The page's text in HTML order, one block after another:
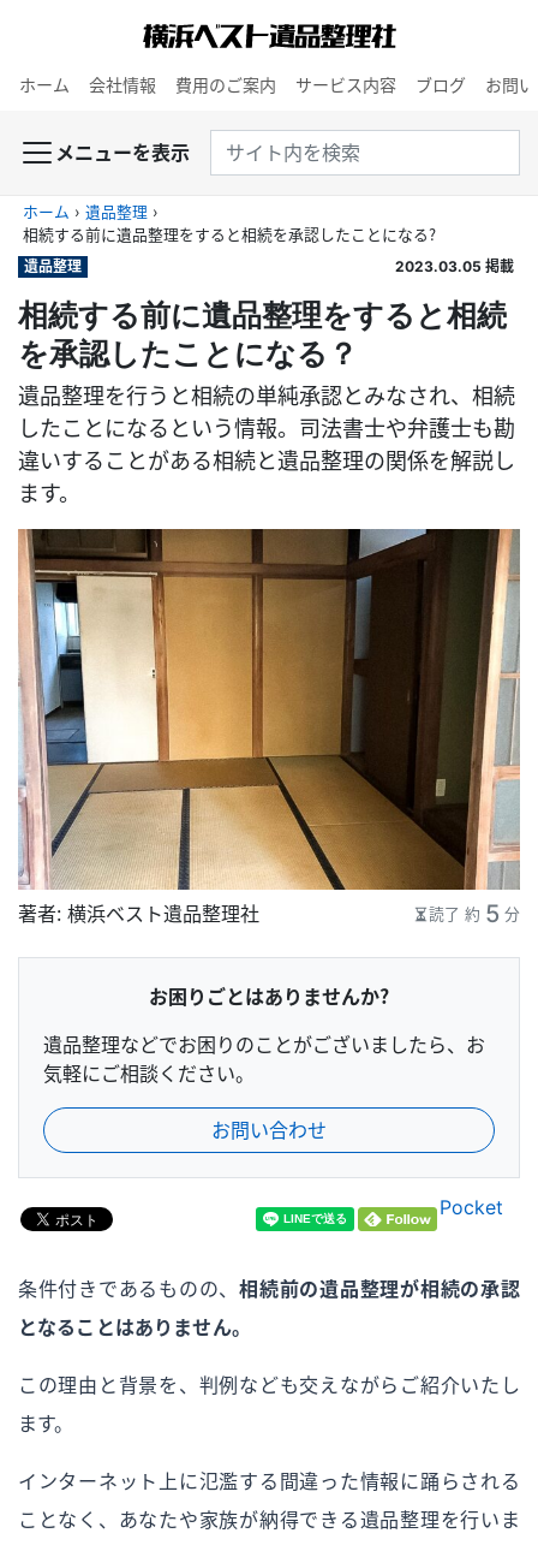
ホーム 会社情報 費用のご案内 サービス内容 ブログ お問
メニューを表示
ホーム › 遺品整理 ›
相続する前に遺品整理をすると相続を承認したことになる？
遺品整理
2023.03.05 掲載
相続する前に遺品整理をすると相続
を承認したことになる？
遺品整理を行うと相続の単純承認とみなされ、相続
したことになるという情報。司法書士や弁護士も勘
違いすることがある相続と遺品整理の関係を解説し
ます。
著者： 横浜ベスト遺品整理社 読了 約 5 分
お困りごとはありませんか？
遺品整理などでお困りのことがございましたら、お
気軽にご相談ください。
お問い合わせ
Pocket
条件付きであるものの、相続前の遺品整理が相続の承認
となることはありません。
この理由と背景を、判例なども交えながらご紹介いたし
ます。
インターネット上に氾濫する間違った情報に踊らされる
ことなく、あなたや家族が納得できる遺品整理を行いま